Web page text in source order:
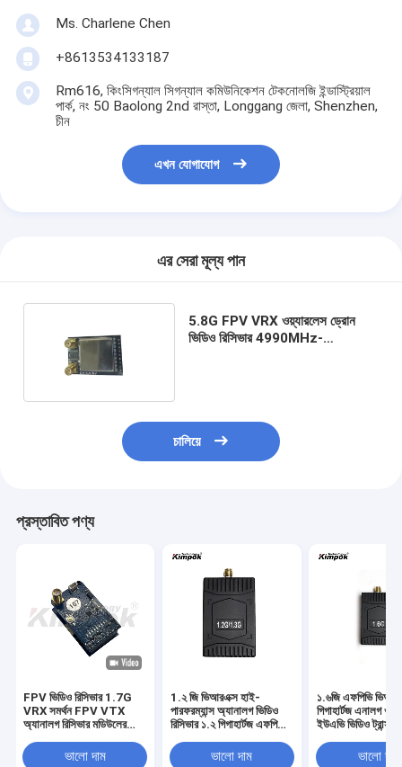
Ms. Charlene Chen
+8613534133187
Rm616, কিংসিগন্যাল সিগন্যাল কমিউনিকেশন টেকনোলজি ইন্ডাস্ট্রিয়াল
পার্ক, নং 50 Baolong 2nd রাস্তা, Longgang জেলা, Shenzhen,
চীন
এখন যোগাযোগ
এর সেরা মূল্য পান
5.8G FPV VRX ওয়্যারলেস ড্রোন
ভিডিও রিসিভার 4990MHz-
চালিয়ে
প্রস্তাবিত পণ্য
FPV ভিডিও রিসিভার 1.7G
VRX সমর্থন FPV VTX
অ্যানালগ রিসিভার মডিউলের
ভালো দাম
1.২ জি ভিআরএক্স হাই-
পারফরম্যান্স অ্যানালগ ভিডিও
রিসিভার ১.২ গিগাহার্টজ এফপিভি
জন্য
ভালো দাম
১.৬জি এফপিভি
গিগাহার্টজ এনালগ
ইউএভি ভিডিও
ভালো দাম